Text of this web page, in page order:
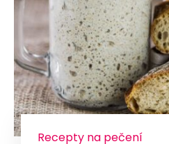
Recepty na pečení